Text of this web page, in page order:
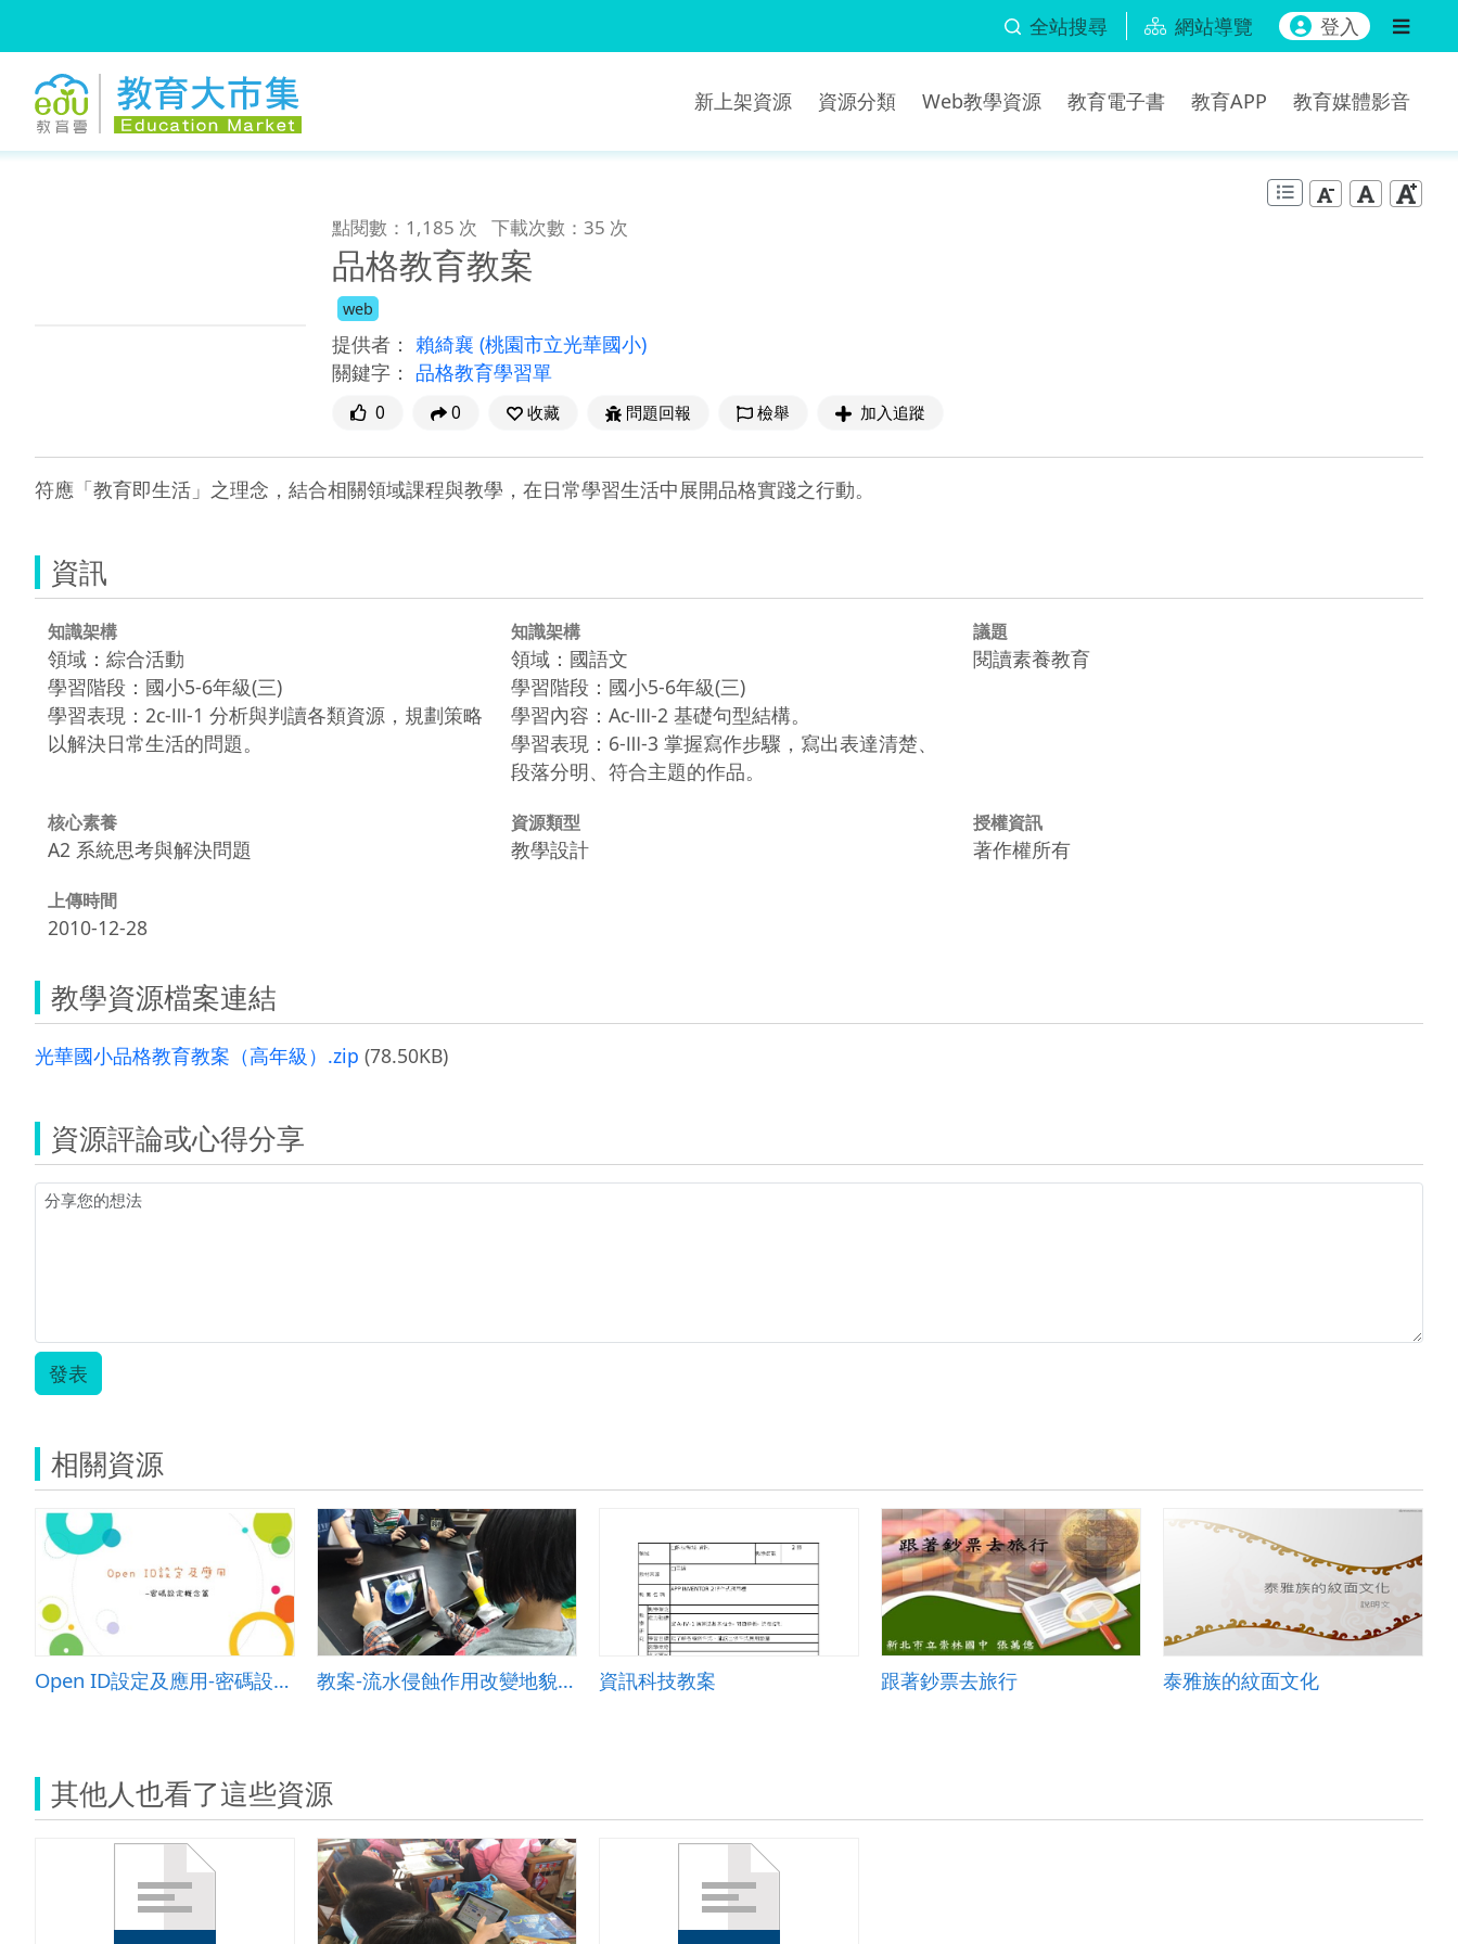
全站搜尋 網站導覽 登入
新上架資源 資源分類 Web教學資源 教育電子書 教育APP 教育媒體影音
點閱數：1,185 次 下載次數：35 次
品格教育教案
web
提供者： 賴綺襄 (桃園市立光華國小)
關鍵字： 品格教育學習單
0 0 收藏 問題回報 檢舉 加入追蹤
符應「教育即生活」之理念，結合相關領域課程與教學，在日常學習生活中展開品格實踐之行動。
資訊
知識架構
領域：綜合活動
學習階段：國小5-6年級(三)
學習表現：2c-Ⅲ-1 分析與判讀各類資源，規劃策略
以解決日常生活的問題。
知識架構
領域：國語文
學習階段：國小5-6年級(三)
學習內容：Ac-Ⅲ-2 基礎句型結構。
學習表現：6-Ⅲ-3 掌握寫作步驟，寫出表達清楚、
段落分明、符合主題的作品。
議題
閱讀素養教育
核心素養
A2 系統思考與解決問題
資源類型
教學設計
授權資訊
著作權所有
上傳時間
2010-12-28
教學資源檔案連結
光華國小品格教育教案（高年級）.zip (78.50KB)
資源評論或心得分享
發表
相關資源
Open ID設定及應用-密碼設定概念篇 教案-流水侵蝕作用改變地貌&amp;mdash;以峽谷為例 資訊科技教案 跟著鈔票去旅行 泰雅族的紋面文化
其他人也看了這些資源